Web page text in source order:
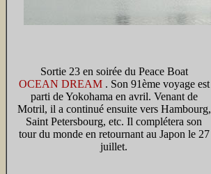
Sortie 23 en soirée du Peace Boat
OCEAN DREAM. Son 91ème voyage est
parti de Yokohama en avril. Venant de
Motril, il a continué ensuite vers Hambourg,
Saint Petersbourg, etc. Il complétera son
tour du monde en retournant au Japon le 27
juillet.